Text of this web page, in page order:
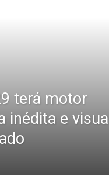
terá motor
inédita e visual